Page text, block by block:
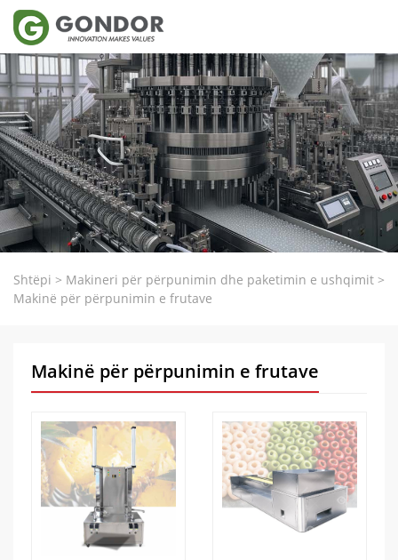
Shtëpi > Makineri për përpunimin dhe paketimin e ushqimit >
Makinë për përpunimin e frutave
Makinë për përpunimin e frutave